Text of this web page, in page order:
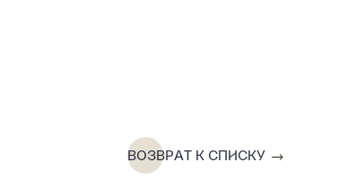
ВОЗВРАТ К СПИСКУ